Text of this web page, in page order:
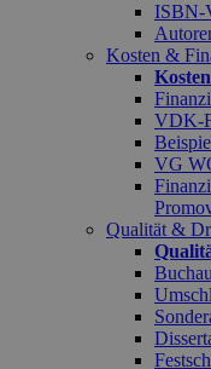
ISBN-
Kosten &
VDK-
VG
Qualität &